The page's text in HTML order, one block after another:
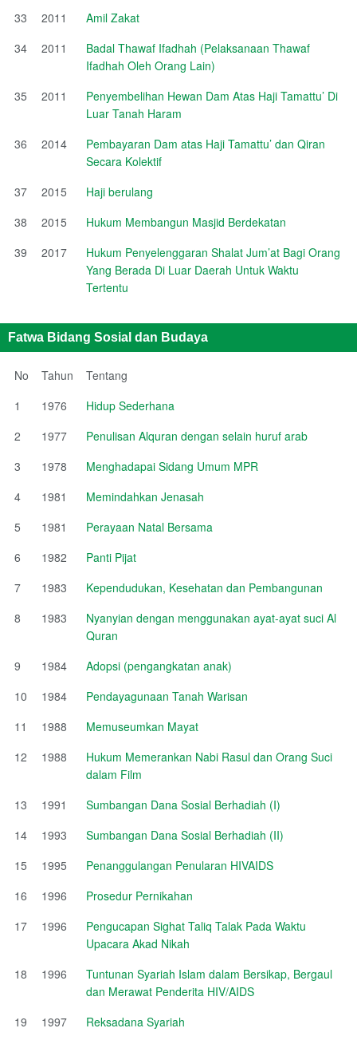
33 2011
Amil Zakat
34
2011
Badal Thawaf Ifadhah (Pelaksanaan Thawaf
Ifadhah Oleh Orang Lain)
35
2011
Penyembelihan Hewan Dam Atas Haji Tamattu’ Di
Luar Tanah Haram
36
2014
Pembayaran Dam atas Haji Tamattu’ dan Qiran
Secara Kolektif
37
2015
Haji berulang
38
2015
Hukum Membangun Masjid Berdekatan
39
2017
Hukum Penyelenggaran Shalat Jum’at Bagi Orang
Yang Berada Di Luar Daerah Untuk Waktu
Tertentu
Fatwa Bidang Sosial dan Budaya
No Tahun
Tentang
1
1976
Hidup Sederhana
2
1977
Penulisan Alquran dengan selain huruf arab
3
1978
Menghadapai Sidang Umum MPR
4
1981
Memindahkan Jenasah
5
1981
Perayaan Natal Bersama
6
1982
Panti Pijat
7
1983
Kependudukan, Kesehatan dan Pembangunan
8
1983
Nyanyian dengan menggunakan ayat-ayat suci Al
Quran
9
1984
Adopsi (pengangkatan anak)
10
1984
Pendayagunaan Tanah Warisan
11
1988
Memuseumkan Mayat
12
1988
Hukum Memerankan Nabi Rasul dan Orang Suci
dalam Film
13
1991
Sumbangan Dana Sosial Berhadiah (I)
14
1993
Sumbangan Dana Sosial Berhadiah (II)
15
1995
Penanggulangan Penularan HIVAIDS
16
1996
Prosedur Pernikahan
17
1996
Pengucapan Sighat Taliq Talak Pada Waktu
Upacara Akad Nikah
18
1996
Tuntunan Syariah Islam dalam Bersikap, Bergaul
dan Merawat Penderita HIV/AIDS
19
1997
Reksadana Syariah